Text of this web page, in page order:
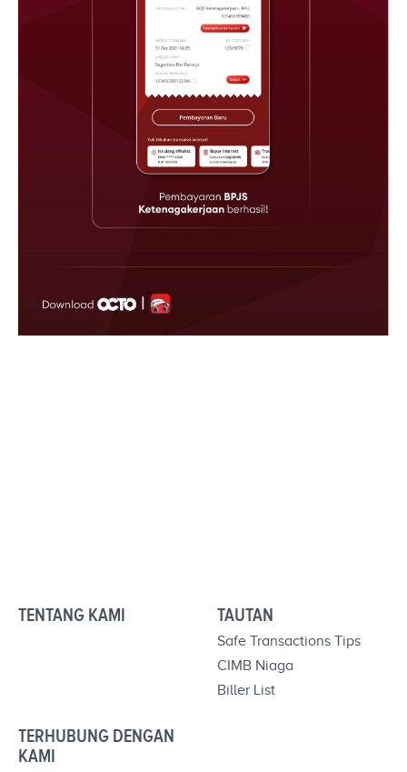
TENTANG KAMI TAUTAN
Safe Transactions Tips
CIMB Niaga
Biller List
TERHUBUNG DENGAN
KAMI